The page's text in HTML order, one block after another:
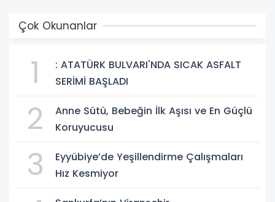
Çok Okunanlar
1
: ATATÜRK BULVARI'NDA SICAK ASFALT
SERİMİ BAŞLADI
2
Anne Sütü, Bebeğin İlk Aşısı ve En Güçlü
Koruyucusu
3
Eyyübiye’de Yeşillendirme Çalışmaları
Hız Kesmiyor